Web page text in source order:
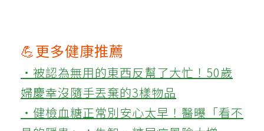
💪更多健康推薦
‧被認為無用的東西反幫了大忙！50歲
婦慶幸沒隨手丟棄的3樣物品
‧健檢血糖正常別安心太早！醫曝「看不